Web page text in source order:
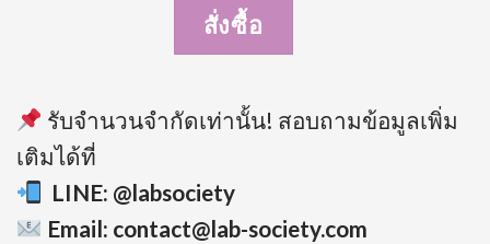
สั่งซื้อ
รับจำนวนจำกัดเท่านั้น! สอบถามข้อมูลเพิ่ม
เติมได้ที่
LINE: @labsociety
Email: contact@lab-society.com